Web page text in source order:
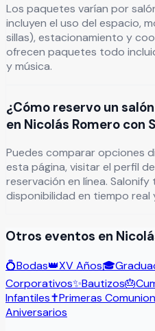
Los paquetes varían por
incluyen el uso del espacio,
sillas), estacionamiento y
ofrecen paquetes todo
y música.
¿Cómo reservo un
en Nicolás Romero con
Puedes comparar opciones
esta página, visitar el perfil
reservación en línea.
disponibilidad en tiempo real
Otros eventos en
💍Bodas👑XV Años🎓
Corporativos✨Bautizos🎂
Infantiles✝️Primeras
Aniversarios